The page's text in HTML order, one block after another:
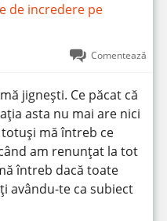
de incredere pe
Comentează
jignești. Ce păcat că
asta nu mai are nici
mă întreb ce
am renunțat la tot
întreb dacă toate
avându-te ca subiect